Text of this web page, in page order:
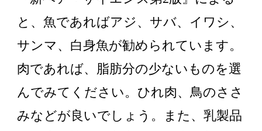
と、魚であればアジ、サバ、イワシ、
サンマ、白身魚が勧められています。
肉であれば、脂肪分の少ないものを選
んでみてください。ひれ肉、鳥のささ
みなどが良いでしょう。また、乳製品